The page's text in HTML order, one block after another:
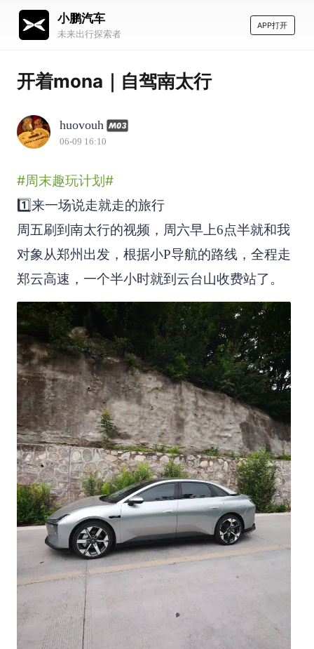
小鹏汽车
未来出行探索者
APP打开
开着mona｜自驾南太行
huovouh
06-09 16:10
#周末趣玩计划#
1️⃣来一场说走就走的旅行
周五刷到南太行的视频，周六早上6点半就和我
对象从郑州出发，根据小P导航的路线，全程走
郑云高速，一个半小时就到云台山收费站了。